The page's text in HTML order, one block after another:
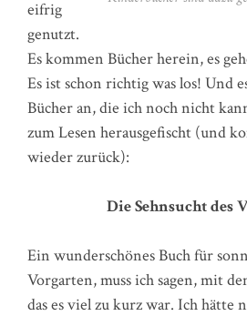
eifrig
genutzt.
Es kommen Bücher herein, es
Es ist schon richtig was los! Und
Bücher an, die ich noch nicht
zum Lesen herausgefischt (und
wieder zurück):
Die Sehnsucht des
Ein wunderschönes Buch für
Vorgarten, muss ich sagen, mit
das es viel zu kurz war. Ich hätte